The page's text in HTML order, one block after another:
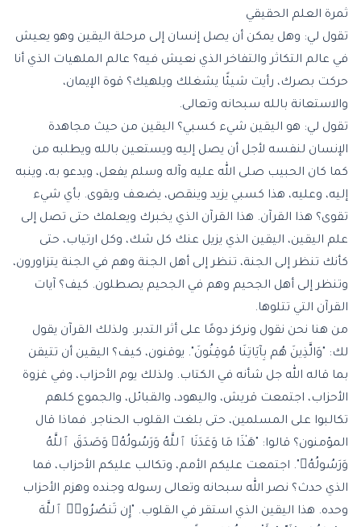
ثمرة العلم الحقيقي
تقول لي: وهل يمكن أن يصل إنسان إلى مرحلة اليقين وهو يعيش
في عالم التكاثر والتفاخر الذي نعيش فيه؟ عالم الملهيات الذي أنا
حركت بصرك، رأيت شيئًا يشغلك ويلهيك؟ قوة الإيمان،
والاستعانة بالله سبحانه وتعالى.
تقول لي: هو اليقين شيء كسبي؟ اليقين من حيث مجاهدة
الإنسان لنفسه لأجل أن يصل إليه ويستعين بالله ويطلبه من
كما كان الحبيب صلى الله عليه وآله وسلم يفعل، ويدعو به، وينبه
إليه، وعليه، هذا كسبي يزيد وينقص، يضعف ويقوى. بأي شيء
تقوى؟ هذا القرآن. هذا القرآن الذي يخبرك ويعلمك حتى تصل إلى
علم اليقين، اليقين الذي يزيل عنك كل شك، وكل ارتياب، حتى
كأنك تنظر إلى الجنة، تنظر إلى أهل الجنة وهم في الجنة يتزاورون،
وتنظر إلى أهل الجحيم وهم في الجحيم يصطلون. كيف؟ آيات
القرآن التي تتلوها.
من هنا نحن نقول ونركز دومًا على أثر التدبر. ولذلك القرآن يقول
لك: "وَالَّذِينَ هُم بِآيَاتِنَا مُوقِنُونَ". يوقنون، كيف؟ اليقين أن تتيقن
بما قاله الله جل شأنه في الكتاب. ولذلك يوم الأحزاب، وفي غزوة
الأحزاب، اجتمعت قريش، واليهود، والقبائل، والجموع كلهم
تكالبوا على المسلمين، حتى بلغت القلوب الحناجر. فماذا قال
المؤمنون؟ قالوا: "هَـٰذَا مَا وَعَدَنَا ٱللَّهُ وَرَسُولُهُۥ وَصَدَقَ ٱللَّهُ
وَرَسُولُهُۥ". اجتمعت عليكم الأمم، وتكالب عليكم الأحزاب، فما
الذي حدث؟ نصر الله سبحانه وتعالى رسوله وجنده وهزم الأحزاب
وحده. هذا اليقين الذي استقر في القلوب. "إِن تَنصُرُوا۟ ٱللَّهَ